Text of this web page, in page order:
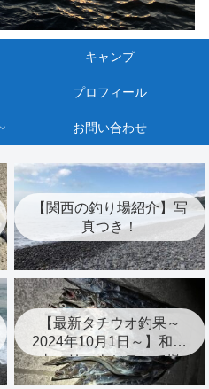
キャンプ
プロフィール
お問い合わせ
【関西の釣り場紹介】写
真つき！
【最新タチウオ釣果～
2024年10月1日～】和歌
山マリーナシティで爆
釣！釣果アップの秘訣紹